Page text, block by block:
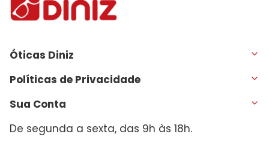
Óticas Diniz
Políticas de Privacidade
Sua Conta
De segunda a sexta, das 9h às 18h.